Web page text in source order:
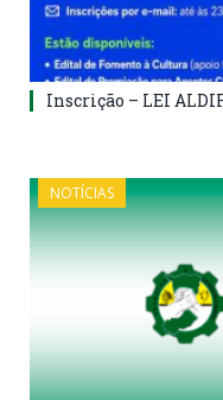
Inscrição – LEI
NOTÍCIAS